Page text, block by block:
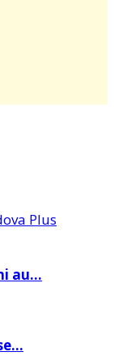
Plus
au…